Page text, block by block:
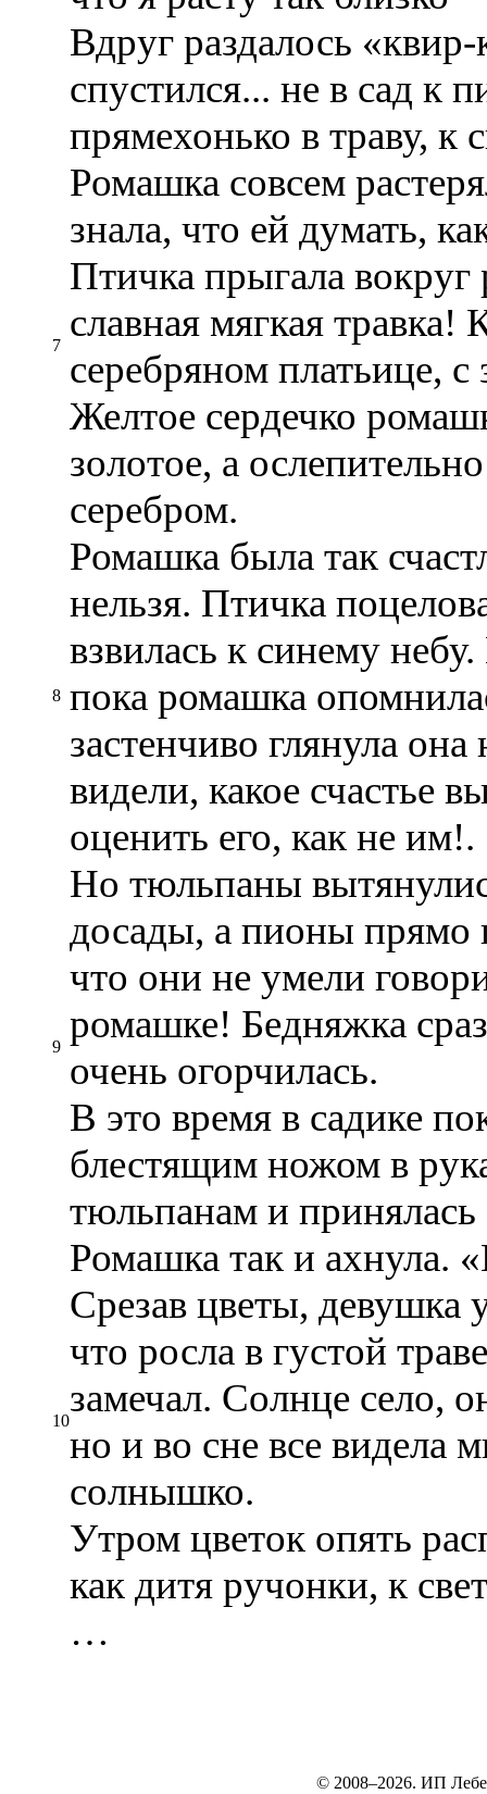
Вдруг раздалось
спустился... не в сад к
прямехонько в траву,
7
Ромашка совсем
знала, что ей думать,
Птичка прыгала
славная мягкая
серебряном платьице,
Желтое сердечко
золотое, а
серебром.
8
Ромашка была так
нельзя. Птичка
взвилась к синему
пока ромашка
застенчиво глянула
видели, какое счастье
оценить его, как не им!.
9
Но тюльпаны
досады, а пионы
что они не умели
ромашке! Бедняжка
очень огорчилась.
В это время в садике
блестящим ножом в
тюльпанам и принялась
10
Ромашка так и ахнула.
Срезав цветы, девушка
что росла в густой
замечал. Солнце село,
но и во сне все видела
солнышко.
Утром цветок опять
как дитя ручонки, к
…
© 2008–2026. ИП